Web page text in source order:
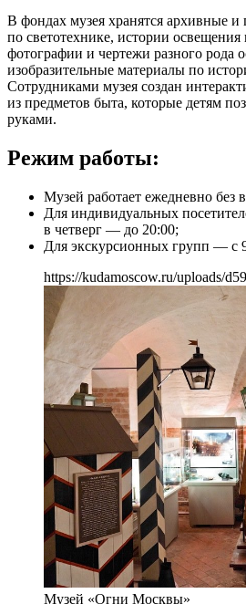
В фондах музея хранятся архивные и
по светотехнике, истории
фотографии и чертежи разного рода
изобразительные материалы по
Сотрудниками музея создан
из предметов быта, которые детям
руками.
Режим работы:
Музей работает ежедневно без
Для индивидуальных
в четверг — до 20:00;
Для экскурсионных групп — с
https://kudamoscow.ru/uploads/
Музей «Огни Москвы»